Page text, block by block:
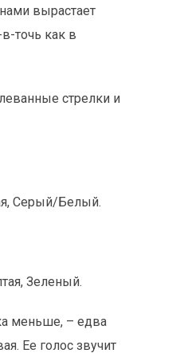
вырастает
точь как в
стрелки и
Серый/Белый.
Зеленый.
меньше, – едва
Ее голос звучит